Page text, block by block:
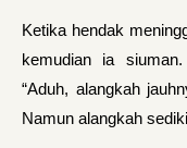
Ketika hendak
kemudian ia
“Aduh, alangkah
Namun alangkah